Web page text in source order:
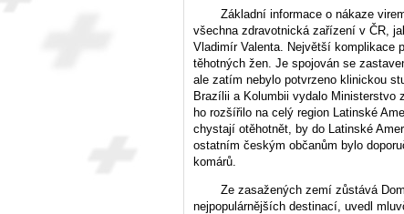
Základní informace o nákaze
všechna zdravotnická zařízení v ČR,
Vladimír Valenta. Největší komplikace
těhotných žen. Je spojován se
ale zatím nebylo potvrzeno klinickou
Brazílii a Kolumbii vydalo Ministerstvo
ho rozšířilo na celý region Latinské
chystají otěhotnět, by do Latinské
ostatním českým občanům bylo
komárů.
Ze zasažených zemí zůstává
nejpopulárnějších destinací, uvedl